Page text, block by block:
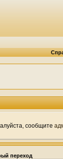
сообщите
переход